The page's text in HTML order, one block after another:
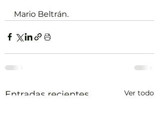
Mario Beltrán.
Entradas recientes Ver todo